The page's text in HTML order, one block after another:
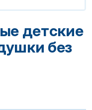
детские
без